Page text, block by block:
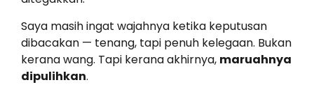
Saya masih ingat wajahnya ketika keputusan
dibacakan — tenang, tapi penuh kelegaan. Bukan
kerana wang. Tapi kerana akhirnya, maruahnya
dipulihkan.